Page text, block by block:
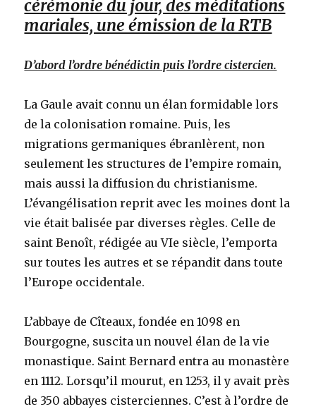
cérémonie du jour, des méditations
mariales, une émission de la RTB
D’abord l’ordre bénédictin puis l’ordre cistercien.
La Gaule avait connu un élan formidable lors
de la colonisation romaine. Puis, les
migrations germaniques ébranlèrent, non
seulement les structures de l’empire romain,
mais aussi la diffusion du christianisme.
L’évangélisation reprit avec les moines dont la
vie était balisée par diverses règles. Celle de
saint Benoît, rédigée au VIe siècle, l’emporta
sur toutes les autres et se répandit dans toute
l’Europe occidentale.
L’abbaye de Cîteaux, fondée en 1098 en
Bourgogne, suscita un nouvel élan de la vie
monastique. Saint Bernard entra au monastère
en 1112. Lorsqu’il mourut, en 1253, il y avait près
de 350 abbayes cisterciennes. C’est à l’ordre de